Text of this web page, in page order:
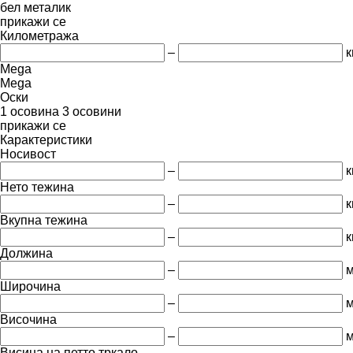
бел металик
прикажи се
Километража
–
Mega
Mega
Оски
1 осовина 3 осовини
прикажи се
Карактеристики
Носивост
–
Нето тежина
–
Вкупна тежина
–
Должина
–
м
Широчина
–
м
Височина
–
м